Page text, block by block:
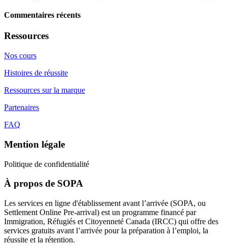
Commentaires récents
Ressources
Nos cours
Histoires de réussite
Ressources sur la marque
Partenaires
FAQ
Mention légale
Politique de confidentialité
À propos de SOPA
Les services en ligne d'établissement avant l’arrivée (SOPA, ou
Settlement Online Pre-arrival) est un programme financé par
Immigration, Réfugiés et Citoyenneté Canada (IRCC) qui offre des
services gratuits avant l’arrivée pour la préparation à l’emploi, la
réussite et la rétention.